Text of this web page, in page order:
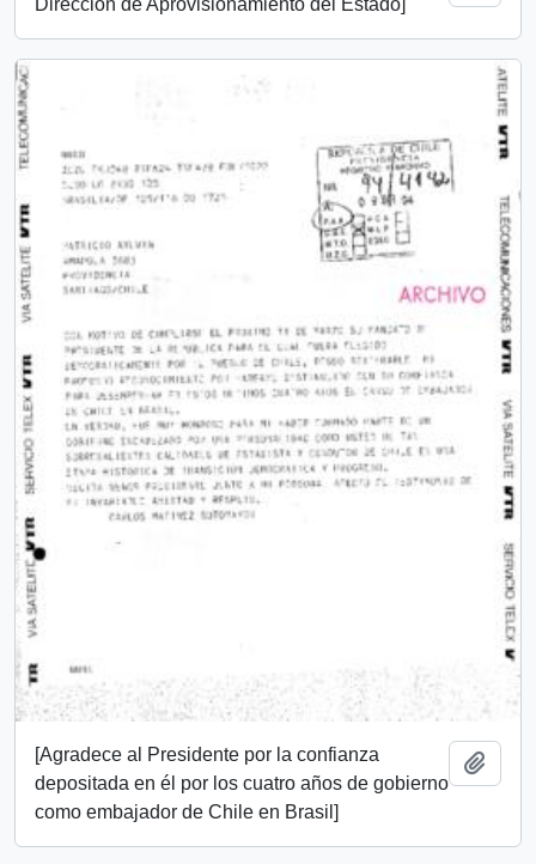
[Agradece al Presidente por la confianza
depositada en él por los cuatro años de gobierno
como embajador de Chile en Brasil]